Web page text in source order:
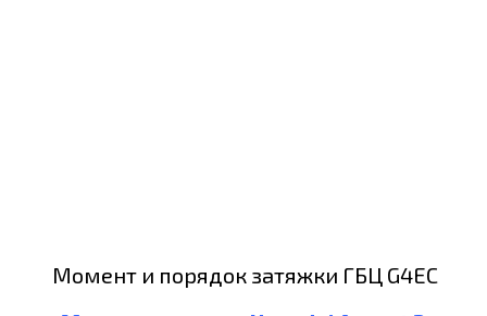
Момент и порядок затяжки ГБЦ G4EC